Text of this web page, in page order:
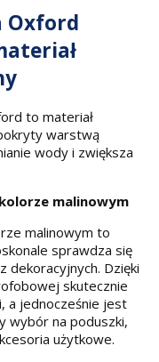
Oxford
to materiał
warstwą
wody i zwiększa
malinowym
malinowym to
sprawdza się
dekoracyjnych. Dzięki
skutecznie
a jednocześnie jest
wybór na poduszki,
użytkowe.